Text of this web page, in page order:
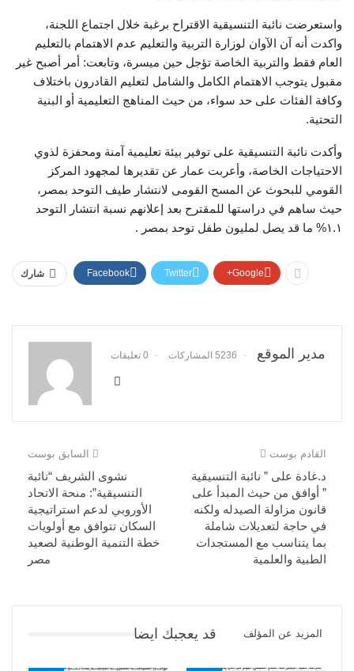
واستعرضت نائبة التنسيقية الاقتراح برغبة خلال اجتماع اللجنة،
واكدت أنه آن الآوان لوزارة التربية والتعليم عدم الاهتمام بالتعليم
العام فقط والتربية الخاصة تؤجل حين ميسرة، وتابعت: أمر أصبح غير
مقبول يتوجب الاهتمام الكامل والشامل لتعليم القادرون باختلاف
وكافة الفئات على حد سواء، من حيث المناهج التعليمية أو البنية
التحتية.
وأكدت نائبة التنسيقية على توفير بيئة تعليمية آمنة ومحفزة لذوي
الاحتياجات الخاصة، وأعربت عمار عن تقديرها لمجهود المركز
القومي للبحوث عن المسح القومى لانتشار طيف التوحد بمصر،
حيث ساهم في دراستها للمقترح بعد إعلانهم نسبة انتشار التوحد
١.١% ما قد يصل لمليون طفل توحد بمصر .
شارك Facebook Twitter Google+
مدير الموقع 5236 المشاركات 0 تعليقات
السابق بوست
نشوى الشريف “نائبة
التنسيقية”: منحة الاتحاد
الأوروبي لدعم استراتيجية
السكان تتوافق مع أولويات
خطة التنمية الوطنية لصعيد
مصر
القادم بوست
د.غادة على ” نائبة التنسيقية
” أوافق من حيث المبدأ على
قانون مزاولة الصيدله ولكنه
في حاجة لتعديلات شاملة
بما يتناسب مع المستجدات
الطبية والعلمية
قد يعجبك ايضا المزيد عن المؤلف